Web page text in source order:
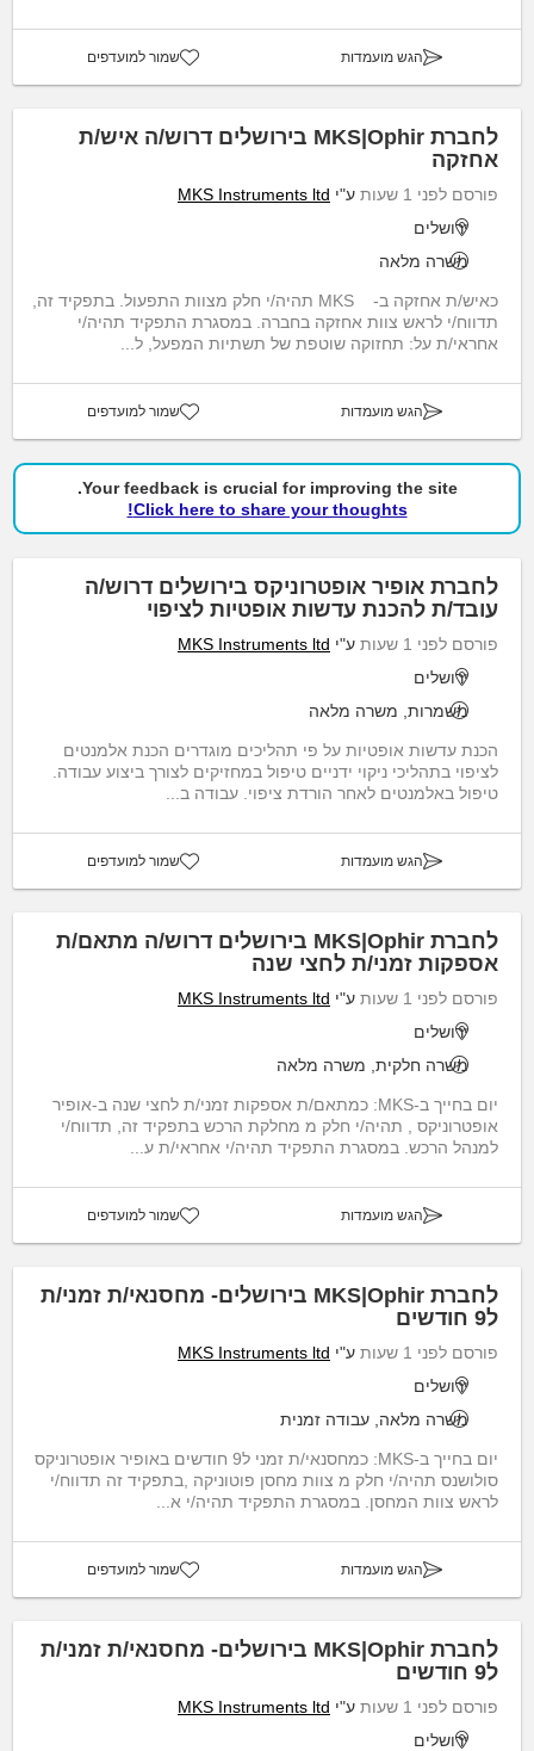
הגש מועמדות שמור למועדפים
לחברת MKS|Ophir בירושלים דרוש/ה איש/ת
אחזקה
פורסם לפני 1 שעות ע"י MKS Instruments ltd
ירושלים
משרה מלאה
כאיש/ת אחזקה ב- MKS תהיה/י חלק מצוות התפעול. בתפקיד זה,
תדווח/י לראש צוות אחזקה בחברה. במסגרת התפקיד תהיה/י
אחראי/ת על: תחזוקה שוטפת של תשתיות המפעל, ל...
הגש מועמדות שמור למועדפים
Your feedback is crucial for improving the site.
Click here to share your thoughts!
לחברת אופיר אופטרוניקס בירושלים דרוש/ה
עובד/ת להכנת עדשות אופטיות לציפוי
פורסם לפני 1 שעות ע"י MKS Instruments ltd
ירושלים
משמרות, משרה מלאה
הכנת עדשות אופטיות על פי תהליכים מוגדרים הכנת אלמנטים
לציפוי בתהליכי ניקוי ידניים טיפול במחזיקים לצורך ביצוע עבודה.
טיפול באלמנטים לאחר הורדת ציפוי. עבודה ב...
הגש מועמדות שמור למועדפים
לחברת MKS|Ophir בירושלים דרוש/ה מתאם/ת
אספקות זמני/ת לחצי שנה
פורסם לפני 1 שעות ע"י MKS Instruments ltd
ירושלים
משרה חלקית, משרה מלאה
יום בחייך ב-MKS: כמתאם/ת אספקות זמני/ת לחצי שנה ב-אופיר
אופטרוניקס , תהיה/י חלק מ מחלקת הרכש בתפקיד זה, תדווח/י
למנהל הרכש. במסגרת התפקיד תהיה/י אחראי/ת ע...
הגש מועמדות שמור למועדפים
לחברת MKS|Ophir בירושלים- מחסנאי/ת זמני/ת
ל9 חודשים
פורסם לפני 1 שעות ע"י MKS Instruments ltd
ירושלים
משרה מלאה, עבודה זמנית
יום בחייך ב-MKS: כמחסנאי/ת זמני ל9 חודשים באופיר אופטרוניקס
סולושנס תהיה/י חלק מ צוות מחסן פוטוניקה ,בתפקיד זה תדווח/י
לראש צוות המחסן. במסגרת התפקיד תהיה/י א...
הגש מועמדות שמור למועדפים
לחברת MKS|Ophir בירושלים- מחסנאי/ת זמני/ת
ל9 חודשים
פורסם לפני 1 שעות ע"י MKS Instruments ltd
ירושלים